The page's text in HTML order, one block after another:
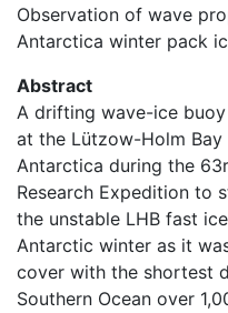
Observation of wave
Antarctica winter pack
Abstract
A drifting wave-ice
at the Lützow-Holm
Antarctica during the
Research Expedition to
the unstable LHB fast
Antarctic winter as it
cover with the shortest
Southern Ocean over